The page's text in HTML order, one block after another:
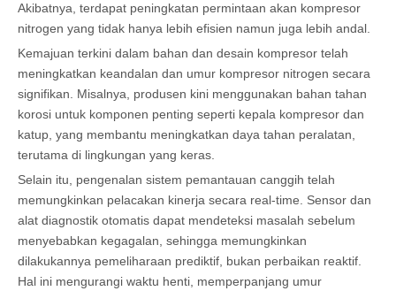
Akibatnya, terdapat peningkatan permintaan akan kompresor
nitrogen yang tidak hanya lebih efisien namun juga lebih andal.
Kemajuan terkini dalam bahan dan desain kompresor telah
meningkatkan keandalan dan umur kompresor nitrogen secara
signifikan. Misalnya, produsen kini menggunakan bahan tahan
korosi untuk komponen penting seperti kepala kompresor dan
katup, yang membantu meningkatkan daya tahan peralatan,
terutama di lingkungan yang keras.
Selain itu, pengenalan sistem pemantauan canggih telah
memungkinkan pelacakan kinerja secara real-time. Sensor dan
alat diagnostik otomatis dapat mendeteksi masalah sebelum
menyebabkan kegagalan, sehingga memungkinkan
dilakukannya pemeliharaan prediktif, bukan perbaikan reaktif.
Hal ini mengurangi waktu henti, memperpanjang umur